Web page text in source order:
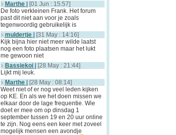
Marthe
[01 Jun : 15:57]
De foto verkleinen Frank. Het forum
past dit niet aan voor je zoals
tegenwoordig gebruikelijk is
muldertje
[31 May : 14:16]
Kijk bijna hier niet meer wilde laatst
nog een foto plaatsen maar het lukt
me gewoon niet
Bassiekoi
[28 May : 21:44]
Lijkt mij leuk.
Marthe
[28 May : 08:14]
Weet niet of er nog veel leden kijken
op KE. En als we het doen missen we
elkaar door de lage frequentie. Wie
doet er mee om op dinsdag 1
september tussen 19 en 20 uur online
te zijn. Nog eens een keer met zoveel
mogelijk mensen een avondje